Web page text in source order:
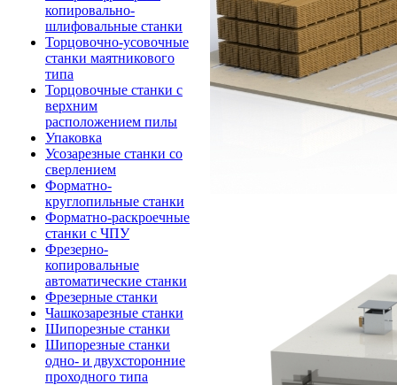
копировально-
шлифовальные станки
Торцовочно-усовочные
станки маятникового
типа
Торцовочные станки с
верхним
расположением пилы
Упаковка
Усозарезные станки со
сверлением
Форматно-
круглопильные станки
Форматно-раскроечные
станки с ЧПУ
Фрезерно-
копировальные
автоматические станки
Фрезерные станки
Чашкозарезные станки
Шипорезные станки
Шипорезные станки
одно- и двухсторонние
проходного типа